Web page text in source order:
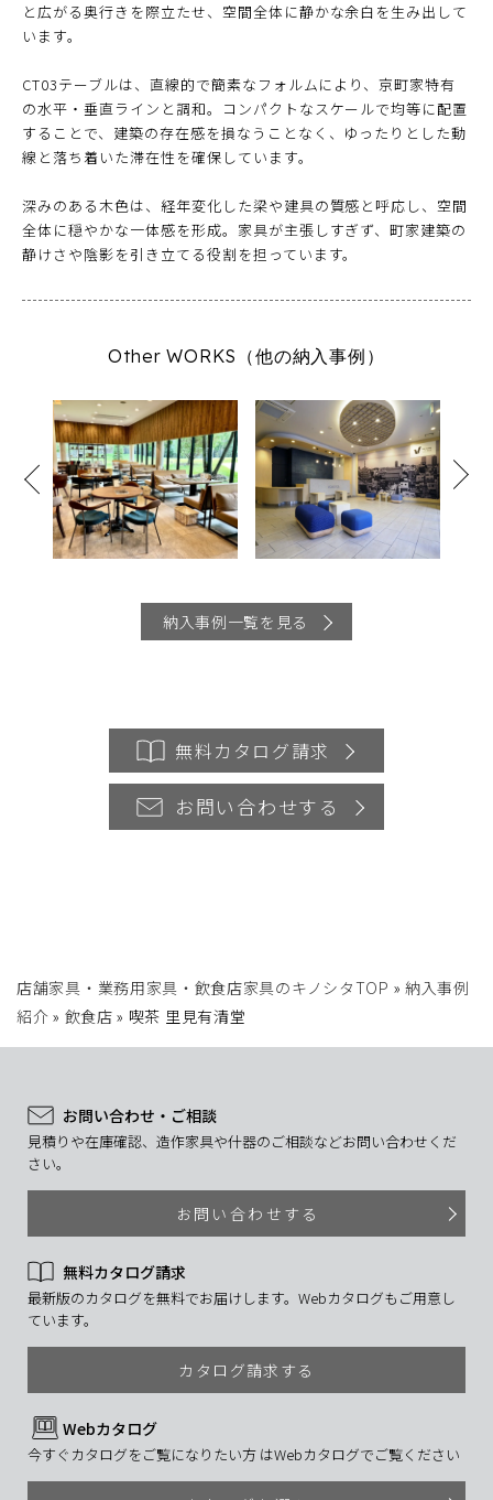
と広がる奥行きを際立たせ、空間全体に静かな余白を生み出して
います。
CT03テーブルは、直線的で簡素なフォルムにより、京町家特有
の水平・垂直ラインと調和。コンパクトなスケールで均等に配置
することで、建築の存在感を損なうことなく、ゆったりとした動
線と落ち着いた滞在性を確保しています。
深みのある木色は、経年変化した梁や建具の質感と呼応し、空間
全体に穏やかな一体感を形成。家具が主張しすぎず、町家建築の
静けさや陰影を引き立てる役割を担っています。
Other WORKS（他の納入事例）
納入事例一覧を見る
無料カタログ請求
お問い合わせする
店舗家具・業務用家具・飲食店家具のキノシタTOP » 納入事例
紹介 » 飲食店 » 喫茶 里見有清堂
お問い合わせ・ご相談
見積りや在庫確認、造作家具や什器のご相談などお問い合わせくだ
さい。
お問い合わせする
無料カタログ請求
最新版のカタログを無料でお届けします。Webカタログもご用意し
ています。
カタログ請求する
Webカタログ
今すぐカタログをご覧になりたい方 はWebカタログでご覧ください